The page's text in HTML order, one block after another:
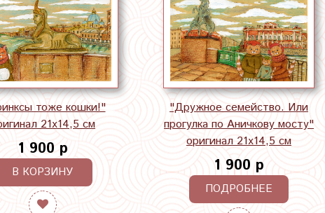
тоже кошки!"
21х14,5 см
1 900 р
В КОРЗИНУ
"Дружное семейство. Или
прогулка по Аничкову мосту"
оригинал 21х14,5 см
1 900 р
ПОДРОБНЕЕ